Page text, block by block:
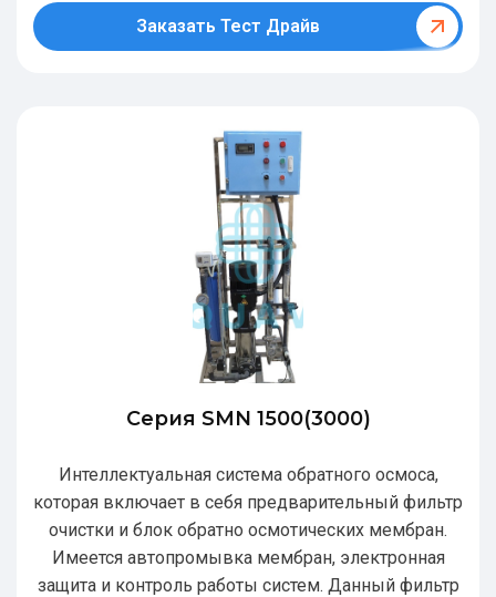
Заказать Тест Драйв
Серия SMN 1500(3000)
Интеллектуальная система обратного осмоса,
которая включает в себя предварительный фильтр
очистки и блок обратно осмотических мембран.
Имеется автопромывка мембран, электронная
защита и контроль работы систем. Данный фильтр